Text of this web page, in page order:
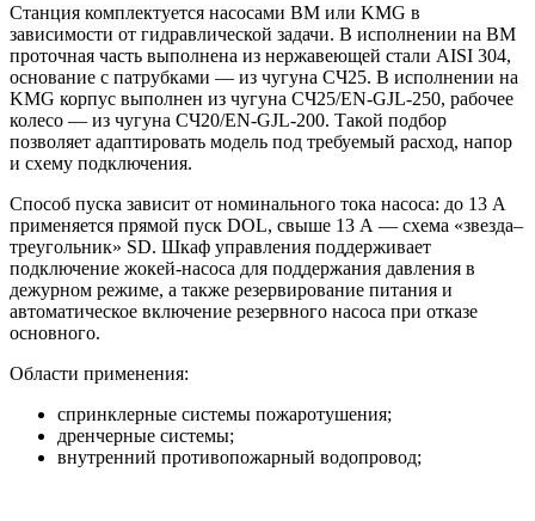
Станция комплектуется насосами BM или KMG в
зависимости от гидравлической задачи. В исполнении на BM
проточная часть выполнена из нержавеющей стали AISI 304,
основание с патрубками — из чугуна СЧ25. В исполнении на
KMG корпус выполнен из чугуна СЧ25/EN-GJL-250, рабочее
колесо — из чугуна СЧ20/EN-GJL-200. Такой подбор
позволяет адаптировать модель под требуемый расход, напор
и схему подключения.
Способ пуска зависит от номинального тока насоса: до 13 А
применяется прямой пуск DOL, свыше 13 А — схема «звезда–
треугольник» SD. Шкаф управления поддерживает
подключение жокей-насоса для поддержания давления в
дежурном режиме, а также резервирование питания и
автоматическое включение резервного насоса при отказе
основного.
Области применения:
спринклерные системы пожаротушения;
дренчерные системы;
внутренний противопожарный водопровод;